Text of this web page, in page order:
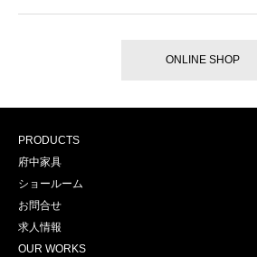
ONLINE SHOP
PRODUCTS
府中家具
ショールーム
お問合せ
求人情報
OUR WORKS